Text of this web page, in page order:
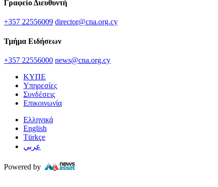
Γραφείο Διευθυντή
+357 22556009 director@cna.org.cy
Τμήμα Ειδήσεων
+357 22556000 news@cna.org.cy
ΚΥΠΕ
Υπηρεσίες
Συνδέσεις
Επικοινωνία
Ελληνικά
English
Türkçe
عربي
Powered by